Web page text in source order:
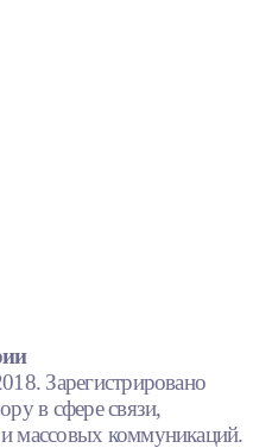
Зарегистрировано
в сфере связи,
массовых коммуникаций.